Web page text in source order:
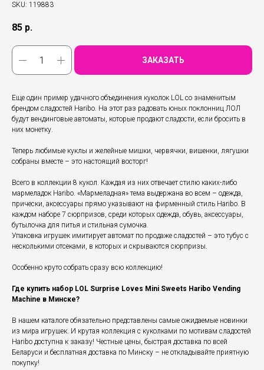
SKU: 119883
85 р.
ЗАКАЗАТЬ
Еще один пример удачного объединения куколок LOL со знаменитым
брендом сладостей Haribo. На этот раз радовать юных поклонниц ЛОЛ
будут вендинговые автоматы, которые продают сладости, если бросить в
них монетку.
Теперь любимые куклы и желейные мишки, червячки, вишенки, лягушки
собраны вместе – это настоящий восторг!
Всего в коллекции 8 кукол. Каждая из них отвечает стилю каких-либо
мармеладок Haribo. «Мармеладная» тема выдержана во всем – одежда,
прически, аксессуары прямо указывают на фирменный стиль Haribo. В
каждом наборе 7 сюрпризов, среди которых одежда, обувь, аксессуары,
бутылочка для питья и стильная сумочка.
Упаковка игрушек имитирует автомат по продаже сладостей – это тубус с
несколькими отсеками, в которых и скрываются сюрпризы.
Особенно круто собрать сразу всю коллекцию!
Где купить набор LOL Surprise Loves Mini Sweets Haribo Vending
Machine в Минске?
В нашем каталоге обязательно представлены самые ожидаемые новинки
из мира игрушек. И крутая коллекция с куколками по мотивам сладостей
Haribo доступна к заказу! Честные цены, быстрая доставка по всей
Беларуси и бесплатная доставка по Минску – не откладывайте приятную
покупку!